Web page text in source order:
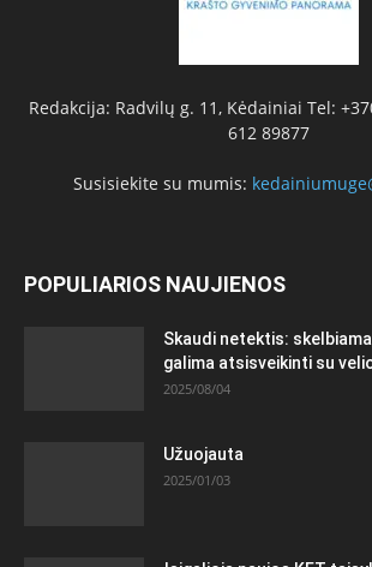
Redakcija: Radvilų g. 11, Kėdainiai Tel:
612 89877
Susisiekite su mumis:
POPULIARIOS NAUJIENOS
Skaudi netektis:
galima atsisveikinti su
2025/08/04
Užuojauta
2025/01/03